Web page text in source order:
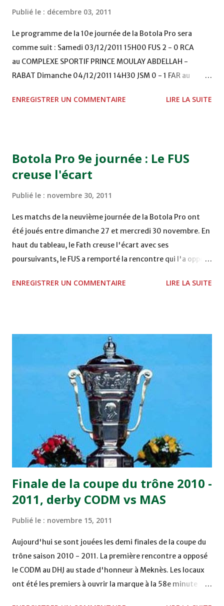
Publié le : décembre 03, 2011
Le programme de la 10e journée de la Botola Pro sera
comme suit : Samedi 03/12/2011 15H00 FUS 2 - 0 RCA
au COMPLEXE SPORTIF PRINCE MOULAY ABDELLAH -
RABAT Dimanche 04/12/2011 14H30 JSM 0 - 1 FAR au
TERRAIN EL ABDI - EL JADIDA 16h30 OCK 0 - 1 HUSA
Mardi 06/12/2011 15H00 WAF - OCS au COMPLEXE SPORTIF
DE FES - FES WAC - MAS Reporté pour cause de finale de la
ENREGISTRER UN COMMENTAIRE LIRE LA SUITE
Botola Pro 9e journée : Le FUS
creuse l'écart
Publié le : novembre 30, 2011
Les matchs de la neuvième journée de la Botola Pro ont
été joués entre dimanche 27 et mercredi 30 novembre. En
haut du tableau, le Fath creuse l'écart avec ses
poursuivants, le FUS a remporté la rencontre qui l'a opposé
2, Badr Kachani a ouvert la marque à la 38e pour les
joueurs soussis, et ont réussi à mener au score à la dernière
minute du temps réglementaire grâce à un but de Mourad
Benchrifa. Son poursuivant direct le CRA de son coté a
chuté à domicile face à l'OCK sur le score de 0 - 2. La
bonne affaire de la semaine a été réalisée par le Moghreb
de Tetouan qui s'est hissé à la deuxième place après avoir
remporté trois précieux points sur la pelouse du complexe
Moulay Abdallah face aux FAR grâce à un but marqué par
Abdeladim Khadrouf à la 61e...
ENREGISTRER UN COMMENTAIRE LIRE LA SUITE
Finale de la coupe du trône 2010 -
2011, derby CODM vs MAS
Publié le : novembre 15, 2011
Aujourd'hui se sont jouées les demi finales de la coupe du
trône saison 2010 - 2011. La première rencontre a opposé
le CODM au DHJ au stade d'honneur à Meknès. Les locaux
ont été les premiers à ouvrir la marque à la 58e minute